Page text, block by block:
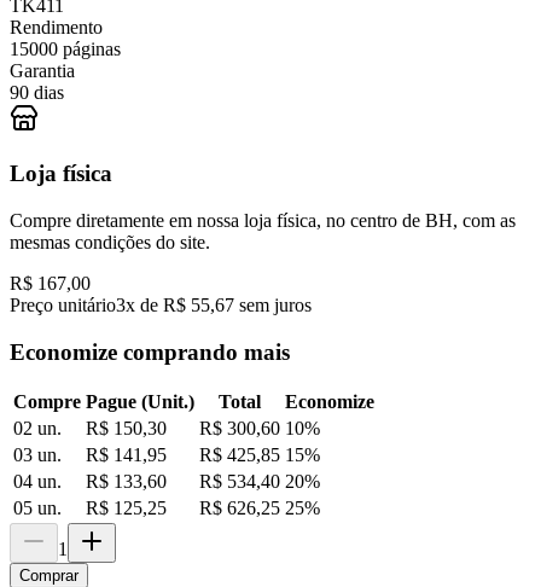
TK411
Rendimento
15000 páginas
Garantia
90 dias
Loja física
Compre diretamente em nossa loja física, no centro de BH, com as
mesmas condições do site.
R$ 167,00
Preço unitário3x de R$ 55,67 sem juros
Economize comprando mais
Compre Pague (Unit.) Total
Economize
02 un.
R$ 150,30 R$ 300,60 10%
03 un.
R$ 141,95 R$ 425,85 15%
04 un.
R$ 133,60 R$ 534,40 20%
05 un.
R$ 125,25 R$ 626,25 25%
1
Comprar